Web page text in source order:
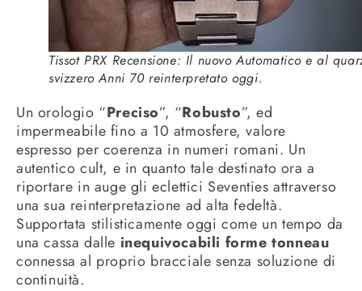
Tissot PRX Recensione: Il nuovo Automatico e al
svizzero Anni 70 reinterpretato oggi.
Un orologio “Preciso”, “Robusto”, ed
impermeabile fino a 10 atmosfere, valore
espresso per coerenza in numeri romani. Un
autentico cult, e in quanto tale destinato ora a
riportare in auge gli eclettici Seventies attraverso
una sua reinterpretazione ad alta fedeltà.
Supportata stilisticamente oggi come un tempo da
una cassa dalle inequivocabili forme tonneau
connessa al proprio bracciale senza soluzione di
continuità.